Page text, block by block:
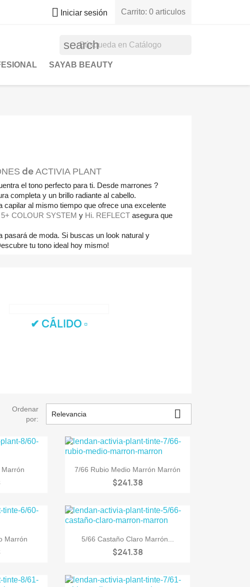
 Iniciar sesión Carrito: 0 articulos
search
SAYAB BEAUTY
de ACTIVIA PLANT
el tono perfecto para ti. Desde marrones ?
completa y un brillo radiante al cabello.
al mismo tiempo que ofrece una excelente
5+ COLOUR SYSTEM y Hi. REFLECT asegura que
de moda. Si buscas un look natural y
tu tono ideal hoy mismo!
✔ CÁLIDO ▫
Ordenar
por:
Relevancia 
 Vista rápida
7/66 Rubio Medio Marrón Marrón
$241.38
Marrón  Vista rápida
5/66 Castaño Claro Marrón...
$241.38